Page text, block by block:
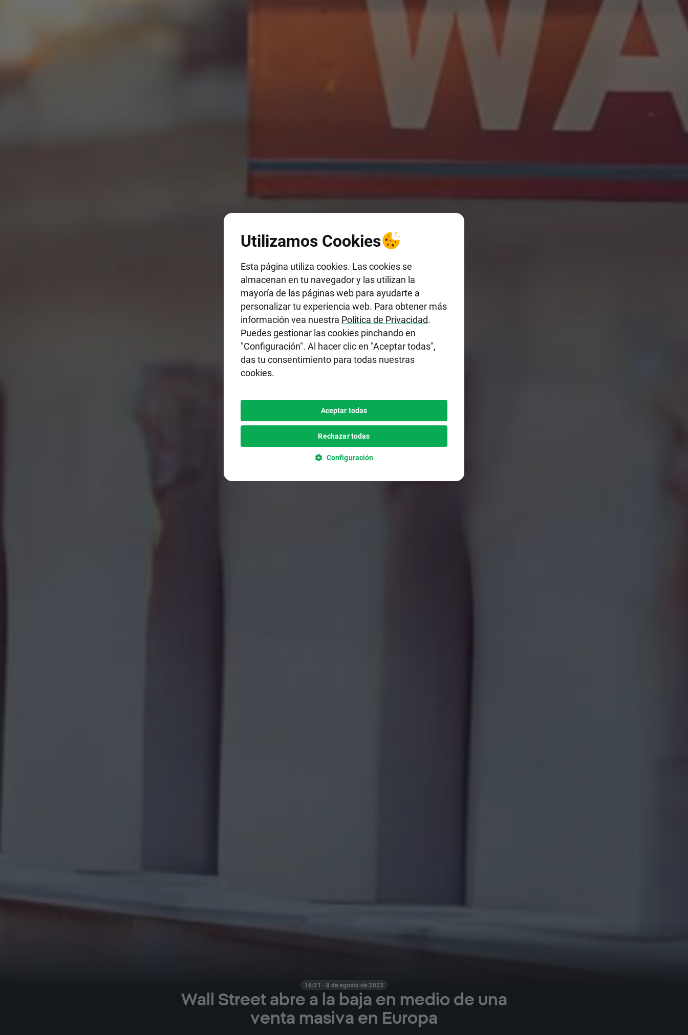
16:31 · 8 de agosto de 2023
Wall Street abre a la baja en medio de una
venta masiva en Europa
Utilizamos Cookies
Esta página utiliza cookies. Las cookies se
almacenan en tu navegador y las utilizan la
mayoría de las páginas web para ayudarte a
personalizar tu experiencia web. Para obtener más
información vea nuestra Política de Privacidad.
Puedes gestionar las cookies pinchando en
"Configuración". Al hacer clic en "Aceptar todas",
das tu consentimiento para todas nuestras
cookies.
Aceptar todas
Rechazar todas
Configuración